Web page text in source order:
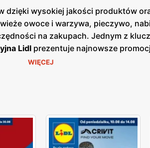
wysokiej jakości produktów
owoce i warzywa, pieczywo,
na zakupach. Jednym z
Lidl prezentuje najnowsze
okazji cenowych.
produktów, oferując
niskich cenach. Sieć
jakości produktów
WIĘCEJ